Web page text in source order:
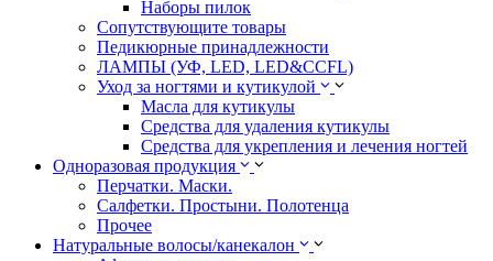
Наборы пилок
Сопутствующите товары
Педикюрные принадлежности
ЛАМПЫ (УФ, LED, LED&CCFL)
Уход за ногтями и кутикулой
Масла для кутикулы
Средства для удаления кутикулы
Средства для укрепления и лечения ногтей
Одноразовая продукция
Перчатки. Маски.
Салфетки. Простыни. Полотенца
Прочее
Натуральные волосы/канекалон